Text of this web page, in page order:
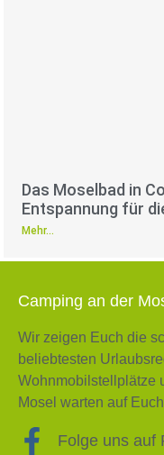
Das Moselbad in
Entspannung für
Mehr...
Camping an der
Wir zeigen Euch die
beliebtesten
Wohnmobilstellplätze
Mosel warten auf Euch
Folge uns auf